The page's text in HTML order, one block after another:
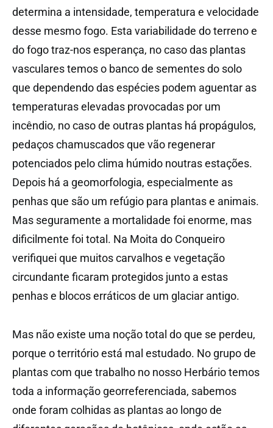
determina a intensidade, temperatura e velocidade
desse mesmo fogo. Esta variabilidade do terreno e
do fogo traz-nos esperança, no caso das plantas
vasculares temos o banco de sementes do solo
que dependendo das espécies podem aguentar as
temperaturas elevadas provocadas por um
incêndio, no caso de outras plantas há propágulos,
pedaços chamuscados que vão regenerar
potenciados pelo clima húmido noutras estações.
Depois há a geomorfologia, especialmente as
penhas que são um refúgio para plantas e animais.
Mas seguramente a mortalidade foi enorme, mas
dificilmente foi total. Na Moita do Conqueiro
verifiquei que muitos carvalhos e vegetação
circundante ficaram protegidos junto a estas
penhas e blocos erráticos de um glaciar antigo.
Mas não existe uma noção total do que se perdeu,
porque o território está mal estudado. No grupo de
plantas com que trabalho no nosso Herbário temos
toda a informação georreferenciada, sabemos
onde foram colhidas as plantas ao longo de